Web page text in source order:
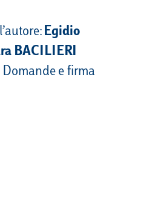
Egidio
BACILIERI
e firma